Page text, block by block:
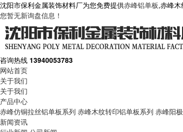
沈阳市保利金属装饰材料厂为您免费提供赤峰铝单板,赤峰
您暂无新询盘信息！
咨询热线 13940053783
网站首页
关于我们
关于我们
产品中心
赤峰仿铜拉丝铝单板系列 赤峰木纹转印铝单板系列 赤峰阳
新闻资讯